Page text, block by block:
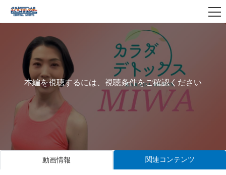
本編を視聴するには、視聴条件をご確認ください
動画情報 関連コンテンツ